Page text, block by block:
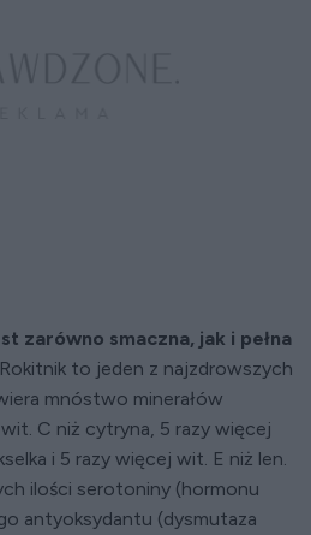
zarówno smaczna, jak i pełna
Rokitnik to jeden z najzdrowszych
mnóstwo minerałów
C niż cytryna, 5 razy więcej
i 5 razy więcej wit. E niż len.
ilości serotoniny (hormonu
antyoksydantu (dysmutaza